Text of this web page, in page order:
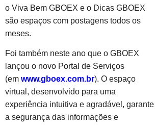
o Viva Bem GBOEX e o Dicas GBOEX
são espaços com postagens todos os
meses.
Foi também neste ano que o GBOEX
lançou o novo Portal de Serviços
(em www.gboex.com.br). O espaço
virtual, desenvolvido para uma
experiência intuitiva e agradável, garante
a segurança das informações e